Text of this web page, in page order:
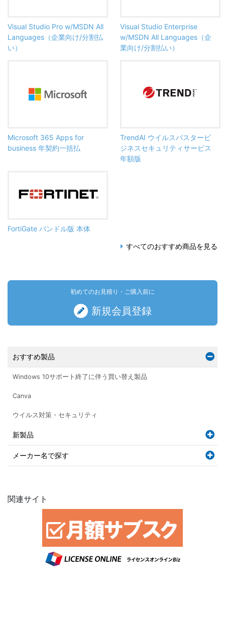
Visual Studio Pro w/MSDN All
Languages（企業向け/分割払
い）
Visual Studio Enterprise
w/MSDN All Languages（企
業向け/分割払い）
Microsoft 365 Apps for
business 年契約一括払
TrendAI ウイルスバスタービ
ジネスセキュリティサービス
年額版
FortiGate バンドル版 本体
すべてのおすすめ商品を見る
初めてのお見積り・ご購入前に
新規会員登録
おすすめ製品
Windows 10サポート終了に伴う買い替え製品
Canva
ウイルス対策・セキュリティ
新製品
メーカー名で探す
関連サイト